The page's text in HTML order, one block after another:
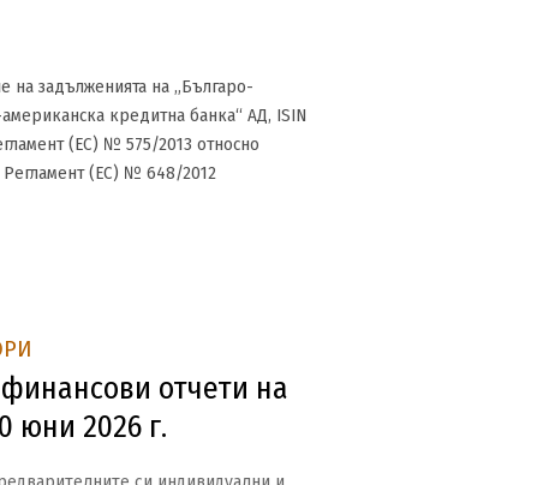
на задълженията на „Българо-
кредитна банка“ АД, ISIN
(ЕС) № 575/2013 относно
Регламент (ЕС) № 648/2012
отчети на
юни 2026 г.